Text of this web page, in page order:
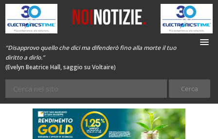
“Disapprovo quello che dici ma difenderò fino alla morte il tuo
diritto a dirlo.”
(Evelyn Beatrice Hall, saggio su Voltaire)